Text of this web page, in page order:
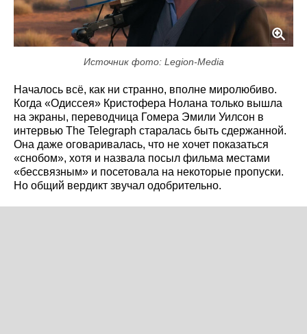
Источник фото: Legion-Media
Началось всё, как ни странно, вполне миролюбиво.
Когда «Одиссея» Кристофера Нолана только вышла
на экраны, переводчица Гомера Эмили Уилсон в
интервью The Telegraph старалась быть сдержанной.
Она даже оговаривалась, что не хочет показаться
«снобом», хотя и назвала посыл фильма местами
«бессвязным» и посетовала на некоторые пропуски.
Но общий вердикт звучал одобрительно.